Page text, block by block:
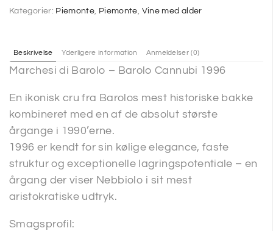
Kategorier: Piemonte Piemonte Vine med alder
Beskrivelse Yderligere information Anmeldelser (0)
Marchesi di Barolo – Barolo Cannubi 1996
En ikonisk cru fra Barolos mest historiske bakke
kombineret med en af de absolut største
årgange i 1990’erne.
1996 er kendt for sin kølige elegance, faste
struktur og exceptionelle lagringspotentiale – en
årgang der viser Nebbiolo i sit mest
aristokratiske udtryk.
Smagsprofil: